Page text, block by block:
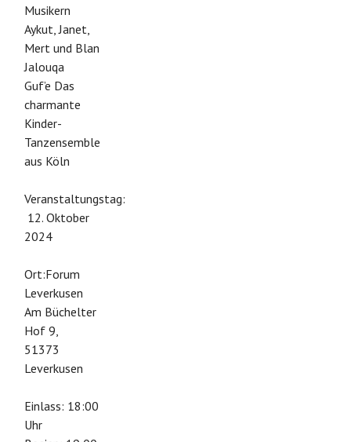
Musikern
Aykut, Janet,
Mert und Blan
Jalouqa
Guf’e Das
charmante
Kinder-
Tanzensemble
aus Köln
Veranstaltungstag:
12. Oktober
2024
Ort:Forum
Leverkusen
Am Büchelter
Hof 9,
51373
Leverkusen
Einlass: 18:00
Uhr